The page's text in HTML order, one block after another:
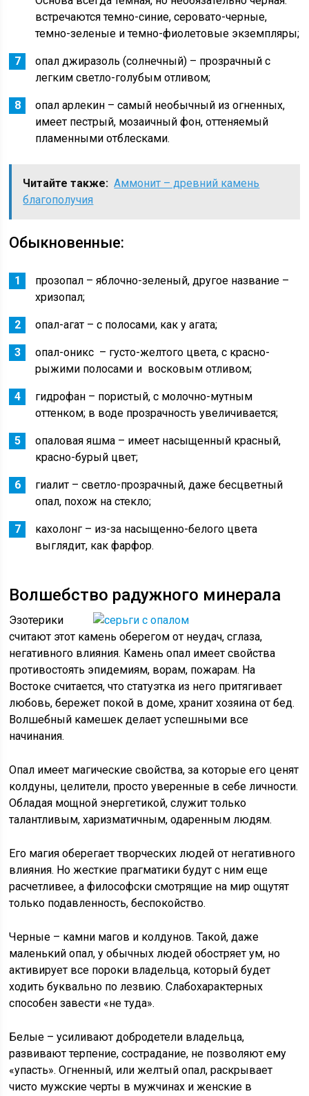
встречаются темно-синие, серовато-черные,
темно-зеленые и темно-фиолетовые экземпляры;
опал джиразоль (солнечный) – прозрачный с
легким светло-голубым отливом;
опал арлекин – самый необычный из огненных,
имеет пестрый, мозаичный фон, оттеняемый
пламенными отблесками.
Читайте также: Аммонит – древний камень
благополучия
Обыкновенные:
прозопал – яблочно-зеленый, другое название –
хризопал;
опал-агат – с полосами, как у агата;
опал-оникс – густо-желтого цвета, с красно-
рыжими полосами и восковым отливом;
гидрофан – пористый, с молочно-мутным
оттенком; в воде прозрачность увеличивается;
опаловая яшма – имеет насыщенный красный,
красно-бурый цвет;
гиалит – светло-прозрачный, даже бесцветный
опал, похож на стекло;
кахолонг – из-за насыщенно-белого цвета
выглядит, как фарфор.
Волшебство радужного минерала
Эзотерики
считают этот камень оберегом от неудач, сглаза,
негативного влияния. Камень опал имеет свойства
противостоять эпидемиям, ворам, пожарам. На
Востоке считается, что статуэтка из него притягивает
любовь, бережет покой в доме, хранит хозяина от бед.
Волшебный камешек делает успешными все
начинания.
Опал имеет магические свойства, за которые его ценят
колдуны, целители, просто уверенные в себе личности.
Обладая мощной энергетикой, служит только
талантливым, харизматичным, одаренным людям.
Его магия оберегает творческих людей от негативного
влияния. Но жесткие прагматики будут с ним еще
расчетливее, а философски смотрящие на мир ощутят
только подавленность, беспокойство.
Черные – камни магов и колдунов. Такой, даже
маленький опал, у обычных людей обостряет ум, но
активирует все пороки владельца, который будет
ходить буквально по лезвию. Слабохарактерных
способен завести «не туда».
Белые – усиливают добродетели владельца,
развивают терпение, сострадание, не позволяют ему
«упасть». Огненный, или желтый опал, раскрывает
чисто мужские черты в мужчинах и женские в